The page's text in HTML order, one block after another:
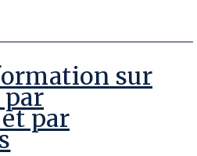
sur
par
par